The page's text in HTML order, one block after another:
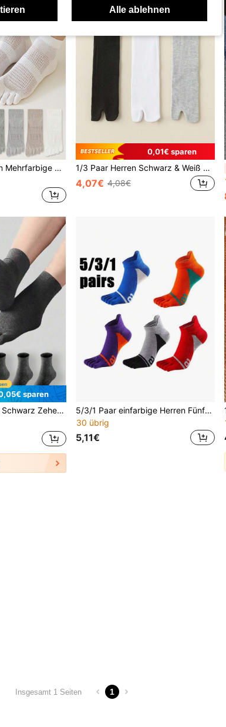
1/2/3/6 Paar Herren Mehrfarbige Zehensocken, Fünf-Finger-Socken, dünne atmungsaktive Mode-Minimalisten-Knöchelsocken, geeignet für Frühling und Sommer
0,01€ sparen
1/3 Paar Herren Schwarz & Weiß Zehensocken | Minimalistische einfarbige Business Socken, unisex Zweitoesocken für alle Jahreszeiten
4,07€ 4,08€
sparen
feuchtigkeitsableitende Fünf-Finger-Socken, geeignet für Laufen, Sport, Alltag
5/3/1 Paar einfarbige Herren Fünf-Zehen-Socken, weich, atmungsaktiv und bequem, geeignet für Sport, Lässig und Outdoor-Aktivitäten, Herbst
30 übrig
5,11€
Insgesamt 1 Seiten 1
Alle ablehnen